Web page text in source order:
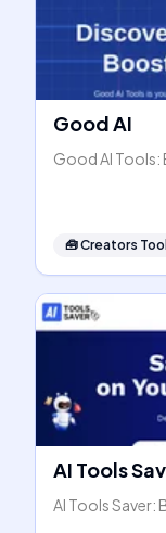
Good AI
Good AI
🧰Creators
AI Tools
AI Tools Saver: